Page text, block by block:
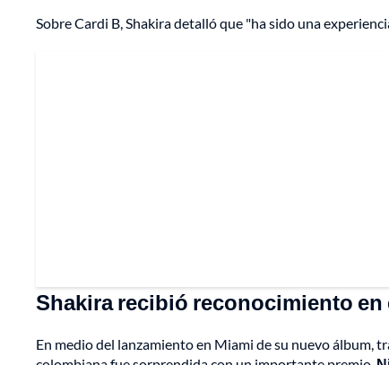
Sobre Cardi B, Shakira detalló que "ha sido una
Shakira recibió reconocimiento
En medio del lanzamiento en Miami de su nuevo álbum,